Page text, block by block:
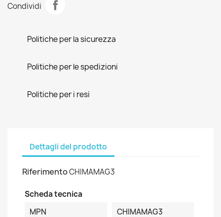
Condividi
Politiche per la sicurezza
Politiche per le spedizioni
Politiche per i resi
Dettagli del prodotto
RiferimentoCHIMAMAG3
Scheda tecnica
MPN
CHIMAMAG3